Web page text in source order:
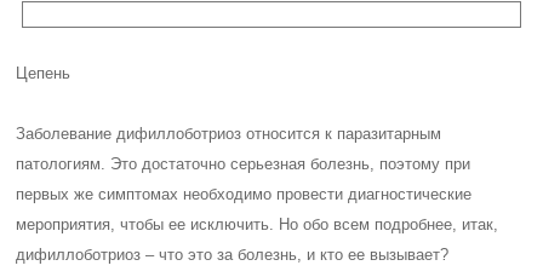
Цепень
Заболевание дифиллоботриоз относится к паразитарным
патологиям. Это достаточно серьезная болезнь, поэтому при
первых же симптомах необходимо провести диагностические
мероприятия, чтобы ее исключить. Но обо всем подробнее, итак,
дифиллоботриоз – что это за болезнь, и кто ее вызывает?